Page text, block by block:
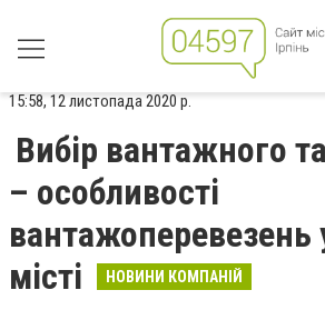
15:58, 12 листопада 2020 р.
Вибір вантажного
– особливості
вантажоперевезень
місті
НОВИНИ КОМПАНІЙ